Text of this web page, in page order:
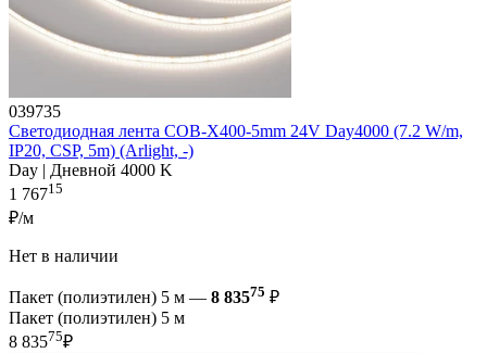
039735
Светодиодная лента COB-X400-5mm 24V Day4000 (7.2 W/m,
IP20, CSP, 5m) (Arlight, -)
Day | Дневной 4000 K
1 76715
₽/м
Нет в наличии
Пакет (полиэтилен) 5 м — 8 83575 ₽
Пакет (полиэтилен) 5 м
8 83575₽